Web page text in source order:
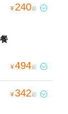
¥ 240起 
¥494起 
¥342 起 